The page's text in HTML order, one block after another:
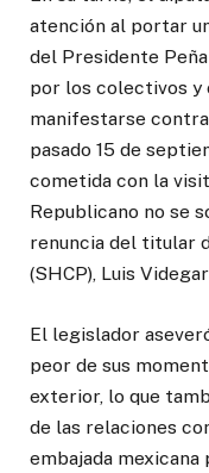
atención al portar
del Presidente Peña
por los colectivos y
manifestarse
pasado 15 de
cometida con la
Republicano no se
renuncia del titular
(SHCP), Luis
El legislador
peor de sus
exterior, lo que
de las relaciones
embajada